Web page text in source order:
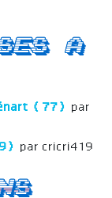
a
(77)
par
par cricri419